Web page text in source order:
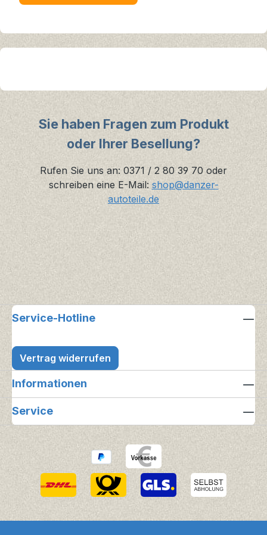
Sie haben Fragen zum Produkt
oder Ihrer Besellung?
Rufen Sie uns an: 0371 / 2 80 39 70 oder
schreiben eine E-Mail:shop@danzer-
autoteile.de
Service-Hotline
Vertrag widerrufen
Informationen
Service